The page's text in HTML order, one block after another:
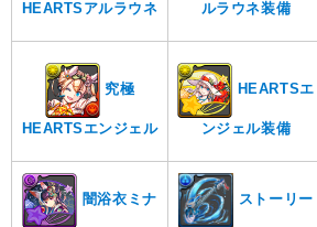
HEARTSアルラウネ ルラウネ装備
究極
HEARTSエンジェル
HEARTSエ
ンジェル装備
闇浴衣ミナ ストーリー